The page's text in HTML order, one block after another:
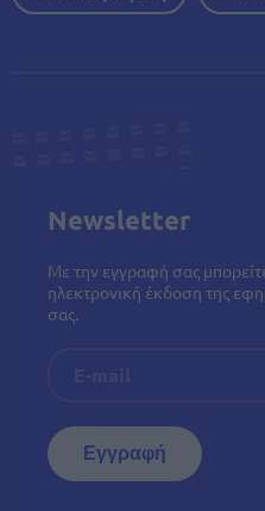
Newsletter
Με την εγγραφή σας
ηλεκτρονική έκδοση της
σας.